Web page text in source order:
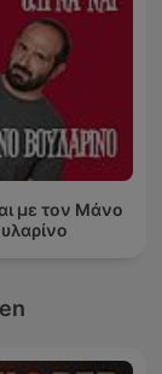
με τον Μάνο